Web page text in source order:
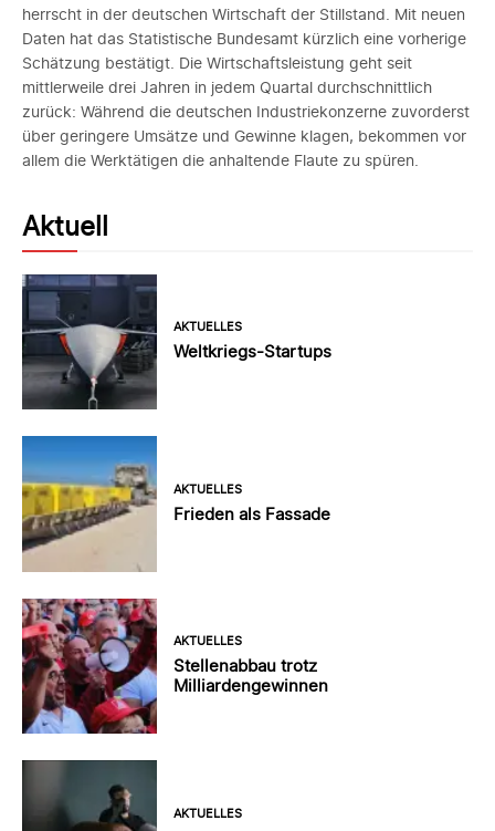
herrscht in der deutschen Wirtschaft der Stillstand. Mit neuen
Daten hat das Statistische Bundesamt kürzlich eine vorherige
Schätzung bestätigt. Die Wirtschaftsleistung geht seit
mittlerweile drei Jahren in jedem Quartal durchschnittlich
zurück: Während die deutschen Industriekonzerne zuvorderst
über geringere Umsätze und Gewinne klagen, bekommen vor
allem die Werktätigen die anhaltende Flaute zu spüren.
Aktuell
AKTUELLES
Weltkriegs-Startups
AKTUELLES
Frieden als Fassade
AKTUELLES
Stellenabbau trotz
Milliardengewinnen
AKTUELLES